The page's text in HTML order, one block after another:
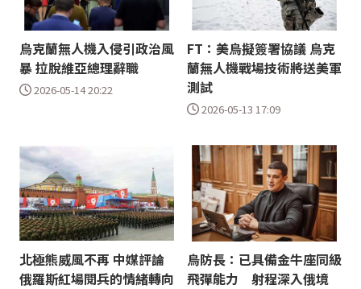
烏克蘭無人機入侵引政治風
暴 拉脫維亞總理辭職
2026-05-14 20:22
FT：美烏擬簽署協議 烏克
蘭無人機戰場技術將送美軍
測試
2026-05-13 17:09
北極熊威風不再 中媒評論
俄羅斯紅場閱兵的情緒轉向
烏防長：已具備金牛座同級
飛彈能力 射程深入俄境